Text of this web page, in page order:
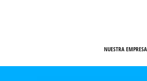
NUESTRA EMPRESA